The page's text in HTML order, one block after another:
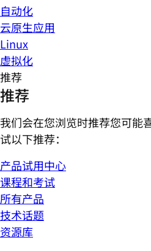
自动化
云原生应用
Linux
虚拟化
推荐
推荐
我们会在您浏览时推荐您可能
试以下推荐：
产品试用中心
课程和考试
所有产品
技术话题
资源库